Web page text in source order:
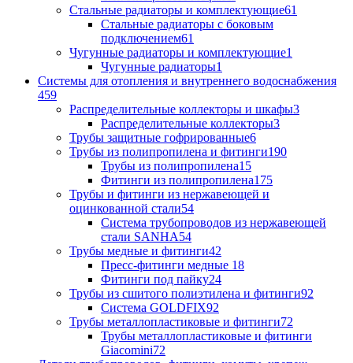
Стальные радиаторы и комплектующие61
Стальные радиаторы с боковым
подключением61
Чугунные радиаторы и комплектующие1
Чугунные радиаторы1
Системы для отопления и внутреннего водоснабжения
459
Распределительные коллекторы и шкафы3
Распределительные коллекторы3
Трубы защитные гофрированные6
Трубы из полипропилена и фитинги190
Трубы из полипропилена15
Фитинги из полипропилена175
Трубы и фитинги из нержавеющей и
оцинкованной стали54
Система трубопроводов из нержавеющей
стали SANHA54
Трубы медные и фитинги42
Пресс-фитинги медные 18
Фитинги под пайку24
Трубы из сшитого полиэтилена и фитинги92
Система GOLDFIX92
Трубы металлопластиковые и фитинги72
Трубы металлопластиковые и фитинги
Giacomini72